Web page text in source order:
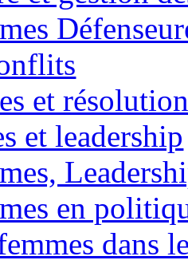
et
et leadership
en
dans